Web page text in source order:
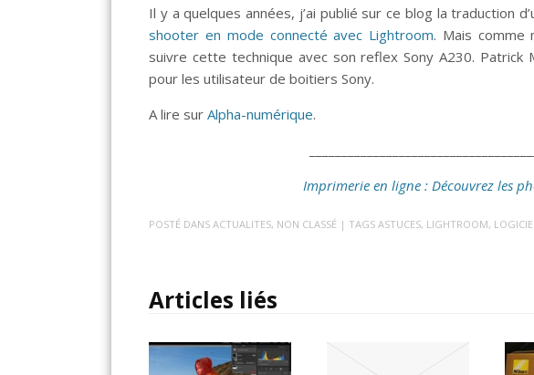
Il y a quelques années, j’ai publié sur ce blog la traduction
shooter en mode connecté avec Lightroom. Mais comme
suivre cette technique avec son reflex Sony A230.
pour les utilisateur de boitiers Sony.
A lire surAlpha-numérique.
Imprimerie en ligne : Découvrez les
POSTÉ DANSACTUALITES, NON CLASSÉ | TAGSASTUCES, LIGHTROOM,
Articles liés